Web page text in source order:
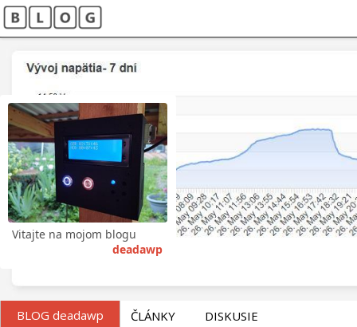
BLOG deadawp ČLÁNKY DISKUSIE
Vitajte na mojom blogu
deadawp